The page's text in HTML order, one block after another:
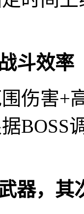
斗效率
伤害+
BOSS
器，其